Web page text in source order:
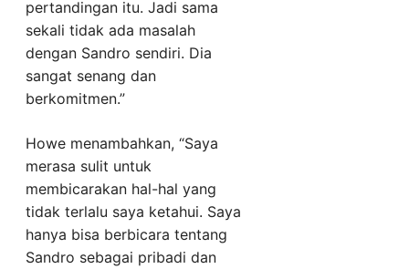
pertandingan itu. Jadi sama
sekali tidak ada masalah
dengan Sandro sendiri. Dia
sangat senang dan
berkomitmen.”
Howe menambahkan, “Saya
merasa sulit untuk
membicarakan hal-hal yang
tidak terlalu saya ketahui. Saya
hanya bisa berbicara tentang
Sandro sebagai pribadi dan